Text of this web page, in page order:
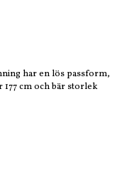
har en lös passform,
cm och bär storlek